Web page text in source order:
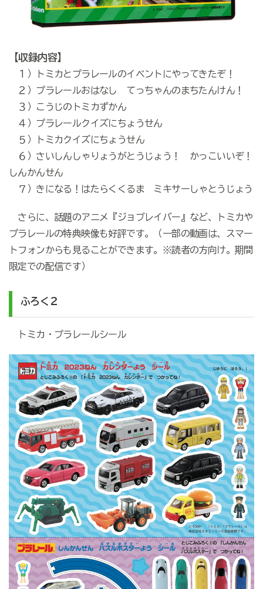
【収録内容】
１）トミカとプラレールのイベントにやってきたぞ！
２）プラレールおはなし てっちゃんのまちたんけん！
３）こうじのトミカずかん
４）プラレールクイズにちょうせん
５）トミカクイズにちょうせん
６）さいしんしゃりょうがとうじょう！ かっこいいぞ！
しんかんせん
７）きになる！はたらくくるま ミキサーしゃとうじょう
さらに、話題のアニメ『ジョブレイバー』など、トミカや
プラレールの特典映像も好評です。（一部の動画は、スマー
トフォンからも見ることができます。※読者の方向け。期間
限定での配信です）
ふろく２
トミカ・プラレールシール